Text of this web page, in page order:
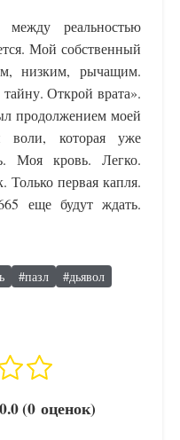
реальностью
Мой собственный
низким, рычащим.
Открой врата».
продолжением моей
воли, которая уже
Моя кровь. Легко.
Только первая капля.
еще будут ждать.
#пазл #дьявол
0.0(0 оценок)